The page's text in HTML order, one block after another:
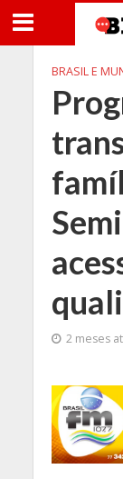
BRASIL E
2 meses